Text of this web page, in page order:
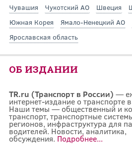
Чувашия
Чукотский АО Швеция
Южная Корея
Ямало-Ненецкий АО
Ярославская область
ОБ ИЗДАНИИ
TR.ru (Транспорт в России) —
интернет-издание о транспорте
Наши темы — общественный и
транспорт, транспортные
регионов, инфраструктура для
водителей. Новости, аналитика,
обсуждения. Подробнее...